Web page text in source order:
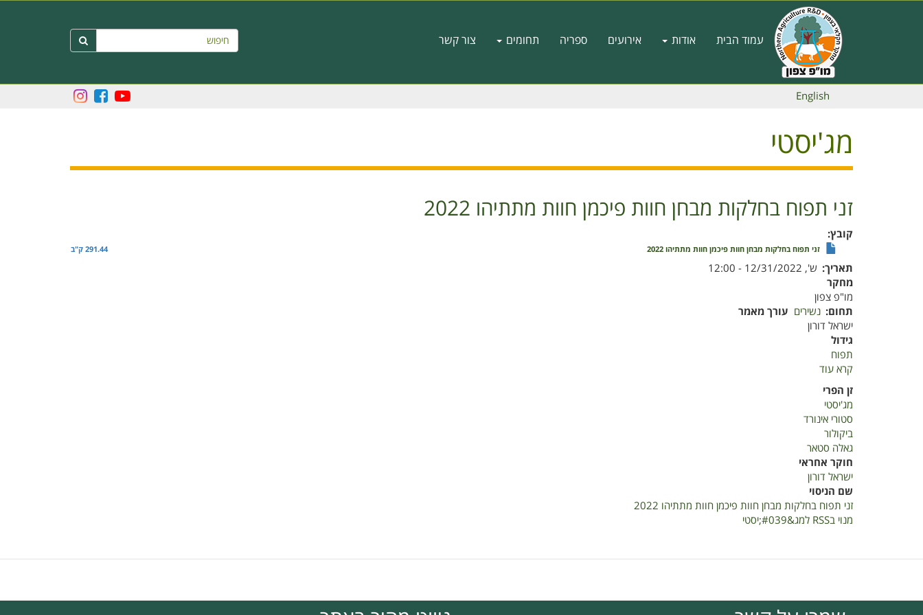
Main
navigation
עמוד הבית אודות אירועים ספריה תחומים צור קשר חיפוש 
English
מג'יסטי
זני תפוח בחלקות מבחן חוות פיכמן חוות מתתיהו 2022
קובץ
זני תפוח בחלקות מבחן חוות פיכמן חוות מתתיהו 2022 291.44 ק"ב
תאריך ש', 12/31/2022 - 12:00
מחקר
מו"פ צפון
תחום נשירים עורך מאמר
ישראל דורון
גידול
תפוח
קרא עוד
מבחן
פיכמן
חוות
מתתיהו
2022
זן הפרי
מג'יסטי
סטורי אינורד
ביקולור
גאלה סטאר
חוקר אחראי
ישראל דורון
שם הניסוי
זני תפוח בחלקות מבחן חוות פיכמן חוות מתתיהו 2022
מנוי בRSS למג&#039;יסטי